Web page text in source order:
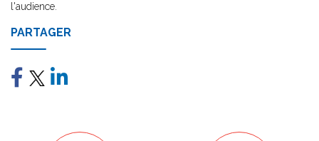
l'audience.
PARTAGER